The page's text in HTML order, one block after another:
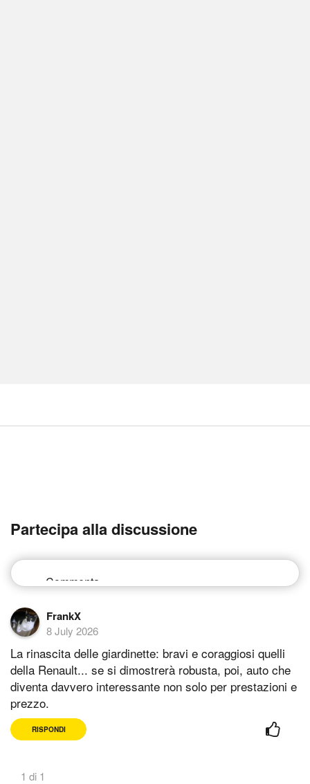
Partecipa alla discussione
FrankX
8 July 2026
La rinascita delle giardinette: bravi e coraggiosi quelli
della Renault... se si dimostrerà robusta, poi, auto che
diventa davvero interessante non solo per prestazioni e
prezzo.
RISPONDI
1 di 1